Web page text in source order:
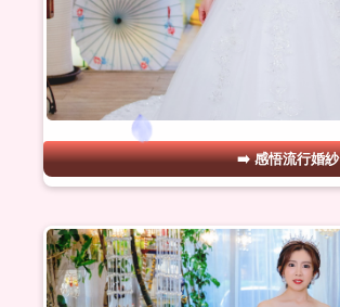
感悟流行婚紗
#06